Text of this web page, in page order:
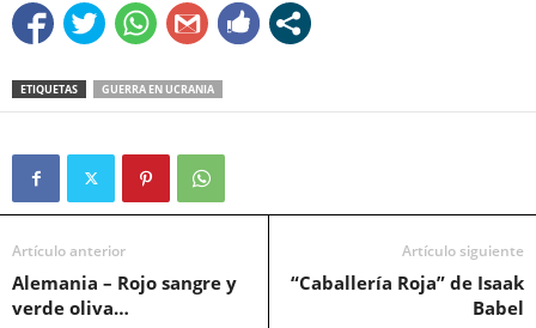
ETIQUETAS GUERRA EN UCRANIA
Artículo anterior
Alemania – Rojo sangre y
verde oliva…
Artículo siguiente
“Caballería Roja” de Isaak
Babel